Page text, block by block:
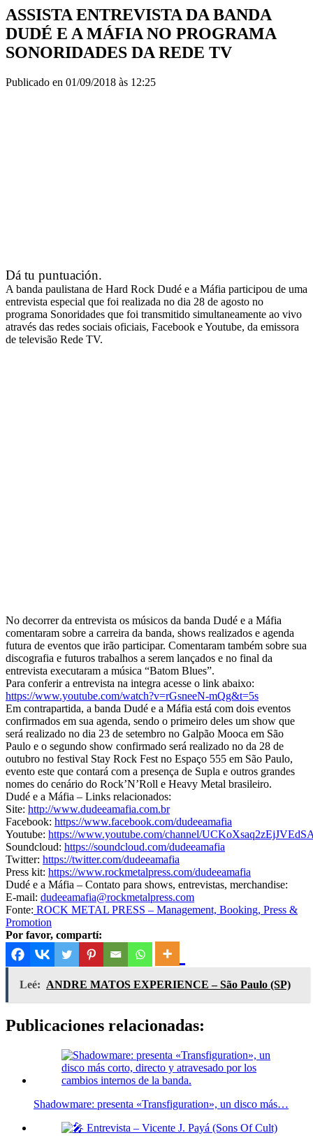
ASSISTA ENTREVISTA DA BANDA
DUDÉ E A MÁFIA NO PROGRAMA
SONORIDADES DA REDE TV
Publicado en 01/09/2018 às 12:25
Dá tu puntuación.
A banda paulistana de Hard Rock Dudé e a Máfia participou de uma
entrevista especial que foi realizada no dia 28 de agosto no
programa Sonoridades que foi transmitido simultaneamente ao vivo
através das redes sociais oficiais, Facebook e Youtube, da emissora
de televisão Rede TV.
No decorrer da entrevista os músicos da banda Dudé e a Máfia
comentaram sobre a carreira da banda, shows realizados e agenda
futura de eventos que irão participar. Comentaram também sobre sua
discografia e futuros trabalhos a serem lançados e no final da
entrevista executaram a música “Batom Blues”.
Para conferir a entrevista na integra acesse o link abaixo:
https://www.youtube.com/watch?v=rGsneeN-mQg&t=5s
Em contrapartida, a banda Dudé e a Máfia está com dois eventos
confirmados em sua agenda, sendo o primeiro deles um show que
será realizado no dia 23 de setembro no Galpão Mooca em São
Paulo e o segundo show confirmado será realizado no da 28 de
outubro no festival Stay Rock Fest no Espaço 555 em São Paulo,
evento este que contará com a presença de Supla e outros grandes
nomes do cenário do Rock’N’Roll e Heavy Metal brasileiro.
Dudé e a Máfia – Links relacionados:
Site: http://www.dudeeamafia.com.br
Facebook: https://www.facebook.com/dudeeamafia
Youtube: https://www.youtube.com/channel/
Soundcloud: https://soundcloud.com/dudeeamafia
Twitter: https://twitter.com/dudeeamafia
Press kit: https://www.rockmetalpress.com/dudeeamafia
Dudé e a Máfia – Contato para shows, entrevistas, merchandise:
E-mail: dudeeamafia@rockmetalpress.com
Fonte: ROCK METAL PRESS – Management, Booking, Press &
Promotion
Por favor, compartí:
Leé: ANDRE MATOS EXPERIENCE – São Paulo (SP)
Publicaciones relacionadas:
Shadowmare: presenta «Transfiguration», un disco más…